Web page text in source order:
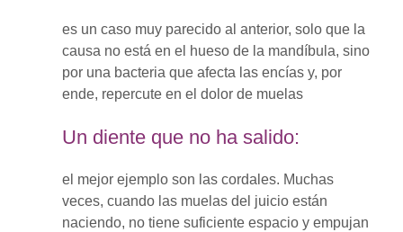
es un caso muy parecido al anterior, solo que la
causa no está en el hueso de la mandíbula, sino
por una bacteria que afecta las encías y, por
ende, repercute en el dolor de muelas
Un diente que no ha salido:
el mejor ejemplo son las cordales. Muchas
veces, cuando las muelas del juicio están
naciendo, no tiene suficiente espacio y empujan